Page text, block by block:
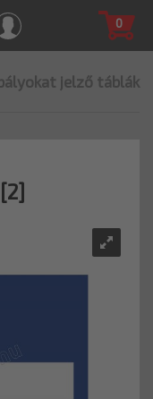
0
jelző táblák